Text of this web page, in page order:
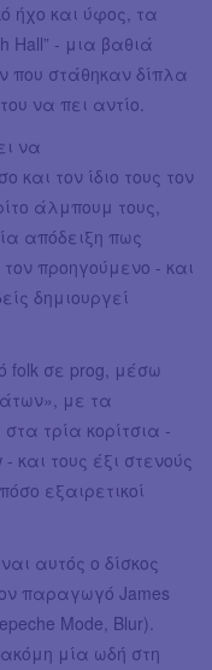
ήχο και ύφος, τα
Hall” - μια βαθιά
που στάθηκαν δίπλα
να πει αντίο.
να
και τον ίδιο τους τον
άλμπουμ τους,
απόδειξη πως
προηγούμενο - και
δημιουργεί
folk σε prog, μέσω
με τα
τρία κορίτσια -
και τους έξι στενούς
εξαιρετικοί
αυτός ο δίσκος
παραγωγό James
Mode, Blur).
μία ωδή στη